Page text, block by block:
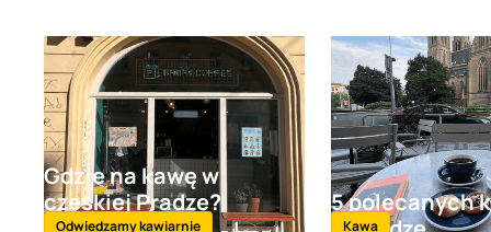
Gdzie na kawę w
czeskiej Pradze?
Odwiedzamy kawiarnie
5 polecanych
Kawa